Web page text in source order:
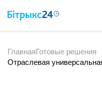
ВОЗМОЖНОСТИ
ГлавнаяГотовые решения
Отраслевая